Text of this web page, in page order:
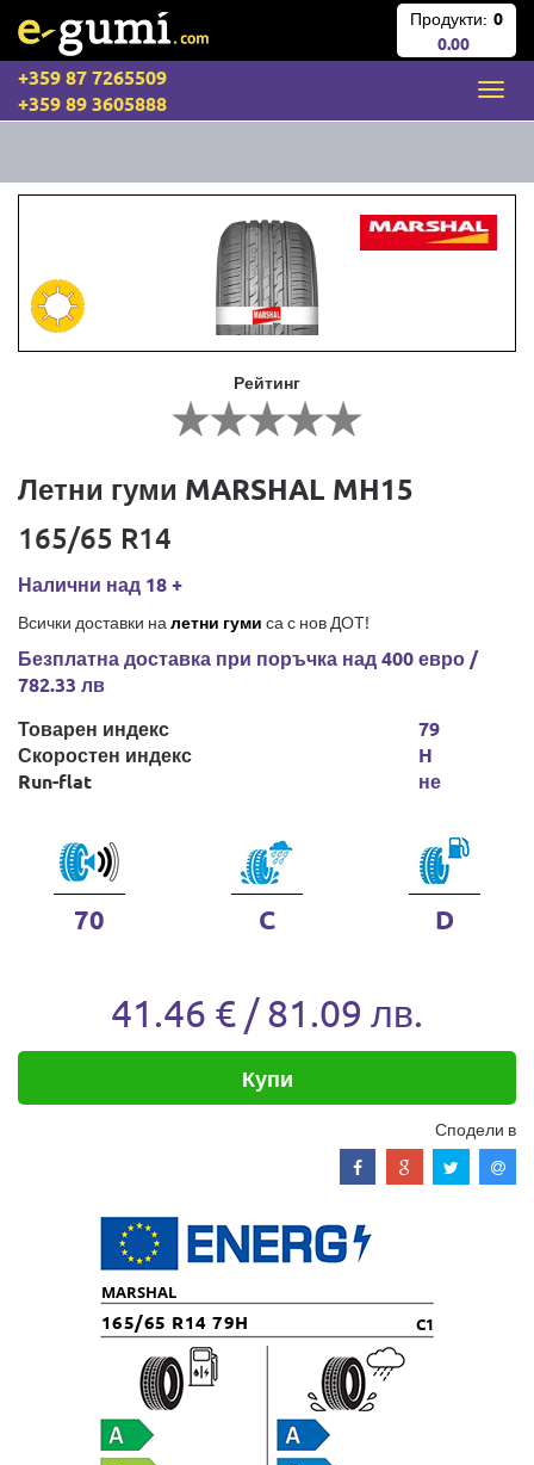
Продукти: 0
0.00
+359 87 7265509
+359 89 3605888
Рейтинг
Летни гуми MARSHAL MH15
165/65 R14
Налични над 18 +
Всички доставки на летни гуми са с нов ДОТ!
Безплатна доставка при поръчка над 400 евро /
782.33 лв
Товарен индекс
Скоростен индекс
Run-flat
79
H
не
70 C D
41.46 € / 81.09 лв.
Купи
Сподели в
MARSHAL
165/65 R14 79H C1